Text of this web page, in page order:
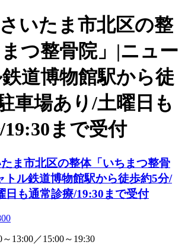
いたま市北区の整
つ整骨院」|ニュー
道博物館駅から徒
車場あり/土曜日も
まで受付
～13:00／15:00～19:30